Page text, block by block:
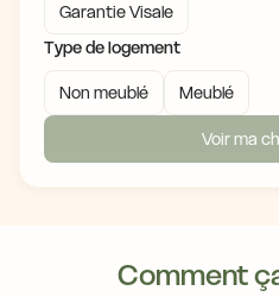
Garantie Visale
Type de logement
Non meublé Meublé
Voir ma
Comment